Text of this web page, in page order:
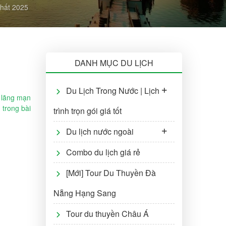
2025
mạn
trong bài
DANH MỤC DU LỊCH
Du Lịch Trong Nước | Lịch
trình trọn gói giá tốt
Du lịch nước ngoài
Combo du lịch giá rẻ
[Mới] Tour Du Thuyền Đà
Nẵng Hạng Sang
Tour du thuyền Châu Á